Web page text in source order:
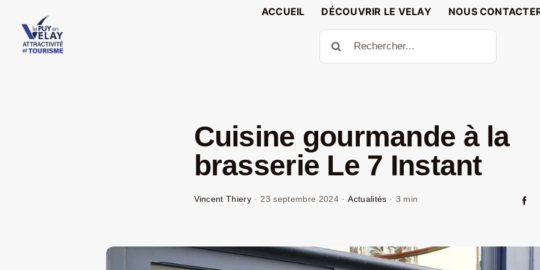
contenu
ACCUEIL DÉCOUVRIR LE VELAY
NOUS
Rechercher:
Cuisine gourmande à la
brasserie Le 7 Instant
Vincent Thiery · 23 septembre 2024 · Actualités · 3 min